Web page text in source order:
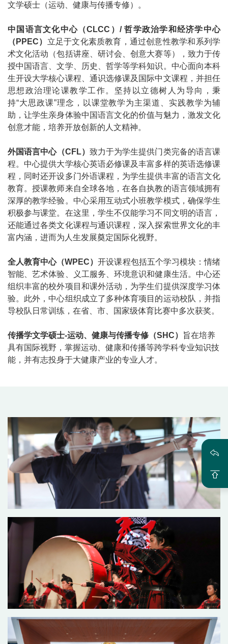
文学硕士（运动、健康与传播专修）。
中国语言文化中心（CLCC）/ 哲学政治学和经济学中心
（PPEC） 立足于文化素质教育，通过创意性教学和系列学
术文化活动（包括讲座、研讨会、创意大赛等），致力于传
授中国语言、文学、历史、哲学等学科知识。中心面向本科
生开设大学核心课程、通识选修课及国际中文课程，并担任
思想政治理论课教学工作。坚持以立德树人为导向，秉
持“大思政课”理念，以课堂教学为主渠道、实践教学为辅
助，让学生亲身体验中国语言文化的价值与魅力，激发文化
创意才能，培养开放创新的人文精神。
外国语言中心（CFL） 致力于为学生提供门类完备的语言课
程。中心提供大学核心英语必修课及丰富多样的英语选修课
程，同时还开设多门外语课程，为学生提供丰富的语言文化
教育。授课教师来自全球各地，在各自执教的语言领域拥有
深厚的教学经验。中心采用互动式小班教学模式，确保学生
积极参与课堂。在这里，学生不仅能学习不同文明的语言，
还能通过各类文化课程与通识课程，深入探索世界文化的丰
富内涵，进而为人生发展奠定国际化视野。
全人教育中心（WPEC）开设课程包括五个学习模块：情绪
智能、艺术体验、义工服务、环境意识和健康生活。中心还
组织丰富的校外项目和课外活动，为学生们提供深度学习体
验。此外，中心组织成立了多种体育项目的运动校队，并指
导校队日常训练，在省、市、国家级体育比赛中多次获奖。
传播学文学硕士-运动、健康与传播专修 （SHC）
旨在培养
具有国际视野，掌握运动、健康和传播等跨学科专业知识技
能，并有志投身于大健康产业的专业人才。